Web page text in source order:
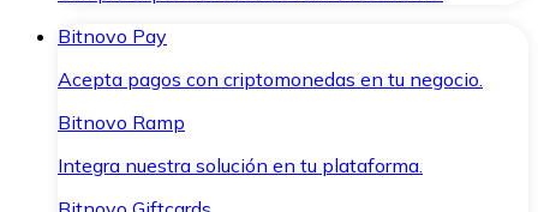
Bitnovo Pay
Acepta pagos con criptomonedas en tu negocio.
Bitnovo Ramp
Integra nuestra solución en tu plataforma.